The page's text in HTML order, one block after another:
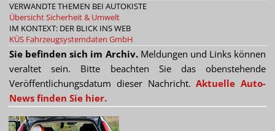
VERWANDTE THEMEN BEI AUTOKISTE
Übersicht Sicherheit & Umwelt
IM KONTEXT: DER BLICK INS WEB
KÜS Fahrzeugsystemdaten GmbH
Sie befinden sich im Archiv.Meldungen und Links können
veraltet sein. Bitte beachten Sie das obenstehende
Veröffentlichungsdatum dieser Nachricht.Aktuelle Auto-
News finden Sie hier.